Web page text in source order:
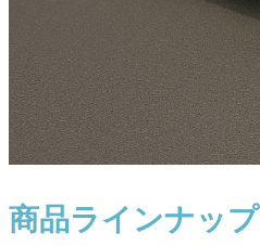
商品ラインナップ